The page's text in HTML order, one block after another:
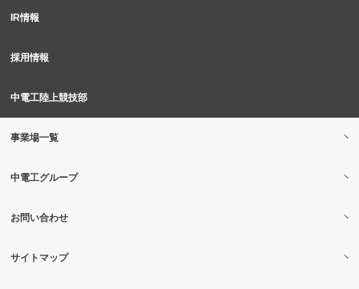
IR情報
採用情報
中電工陸上競技部
事業場一覧
中電工グループ
お問い合わせ
サイトマップ